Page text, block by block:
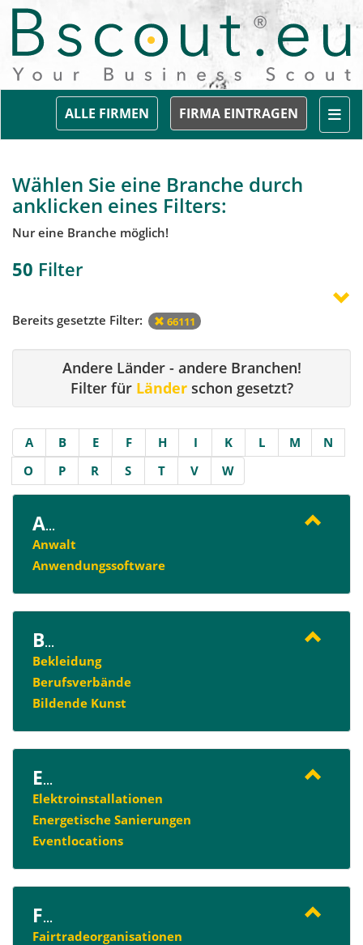
FIRMA EINTRAGEN
ALLE FIRMEN
Wählen Sie eine Branche durch
anklicken eines Filters:
Nur eine Branche möglich!
50 Filter
Bereits gesetzte Filter: 66111
Andere Länder - andere Branchen!
Filter für Länderschon gesetzt?
A B E F H I K L M
N
O
P R S T V W
A...
Anwalt
Anwendungssoftware
B...
Bekleidung
Berufsverbände
Bildende Kunst
E...
Elektroinstallationen
Energetische Sanierungen
Eventlocations
F...
Fairtradeorganisationen